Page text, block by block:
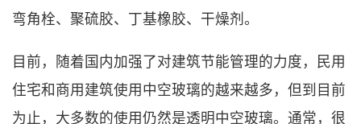
弯角栓、聚硫胶、丁基橡胶、干燥剂。
目前，随着国内加强了对建筑节能管理的力度，民用
住宅和商用建筑使用中空玻璃的越来越多，但到目前
为止，大多数的使用仍然是透明中空玻璃。通常，很